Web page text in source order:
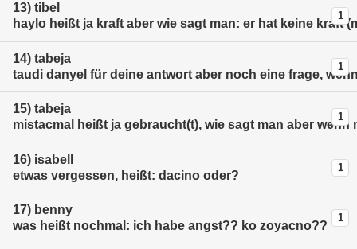
13) tibel
haylo heißt ja kraft aber wie sagt man: er hat keine kraft
1
14) tabeja
taudi danyel für deine antwort aber noch eine frage,
1
15) tabeja
mistacmal heißt ja gebraucht(t), wie sagt man aber
1
16) isabell
etwas vergessen, heißt: dacino oder?
1
17) benny
was heißt nochmal: ich habe angst?? ko zoyacno??
1